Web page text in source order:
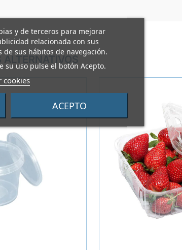
y de terceros para mejorar
relacionada con sus
sus hábitos de navegación.
su uso pulse el botón Acepto.
cookies
ACEPTO
ALTERNATIVOS